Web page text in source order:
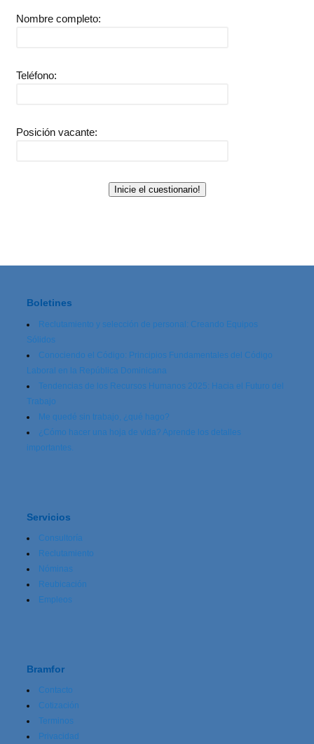
Nombre completo:
Teléfono:
Posición vacante:
Inicie el cuestionario!
Boletines
Reclutamiento y selección de personal: Creando Equipos
Sólidos
Conociendo el Código: Principios Fundamentales del Código
Laboral en la República Dominicana
Tendencias de los Recursos Humanos 2025: Hacia el Futuro del
Trabajo
Me quedé sin trabajo, ¿qué hago?
¿Cómo hacer una hoja de vida? Aprende los detalles
importantes.
Servicios
Consultoría
Reclutamiento
Nóminas
Reubicación
Empleos
Bramfor
Contacto
Cotización
Terminos
Privacidad